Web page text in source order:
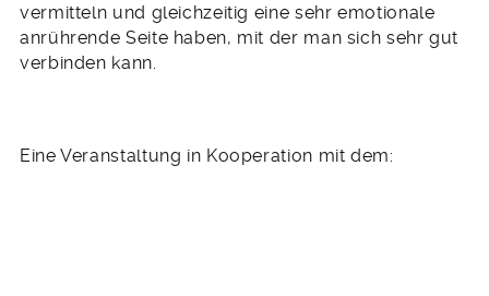
vermitteln und gleichzeitig eine sehr emotionale
anrührende Seite haben, mit der man sich sehr gut
verbinden kann.
Eine Veranstaltung in Kooperation mit dem: